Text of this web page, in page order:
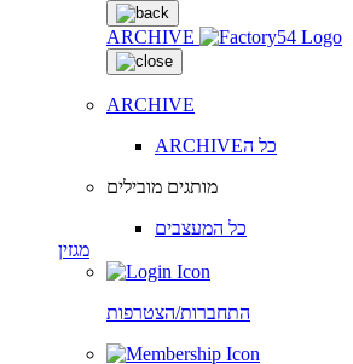
ARCHIVE
ARCHIVE
ARCHIVEכל ה
מותגים מובילים
כל המעצבים
מגזין
התחברות/הצטרפות